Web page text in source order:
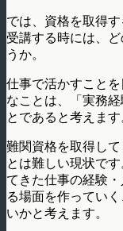
では、資格を取得
受講する時には、
うか。
仕事で活かすこと
なことは、「実務
とであると考えます
難関資格を取得し
とは難しい現状で
てきた仕事の経験
る場面を作ってい
いかと考えます。